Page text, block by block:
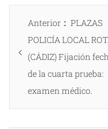
Navegación
entradas
Anterior
Entrada
anterior:
PLAZAS
POLICÍA LOCAL
(CÁDIZ) Fijación
de la cuarta prueba:
examen médico.